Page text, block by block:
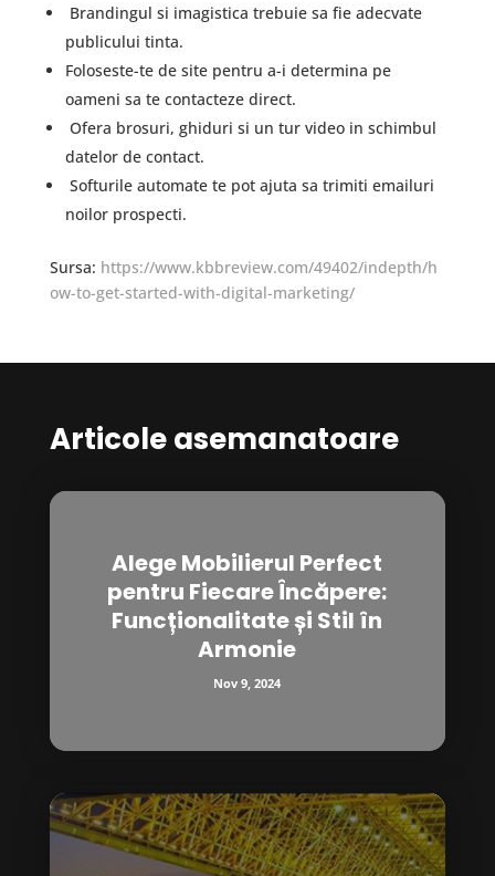
Brandingul si imagistica trebuie sa fie adecvate
publicului tinta.
Foloseste-te de site pentru a-i determina pe
oameni sa te contacteze direct.
Ofera brosuri, ghiduri si un tur video in schimbul
datelor de contact.
Softurile automate te pot ajuta sa trimiti emailuri
noilor prospecti.
Sursa: https://www.kbbreview.com/49402/indepth/h
ow-to-get-started-with-digital-marketing/
Articole asemanatoare
Alege Mobilierul Perfect
pentru Fiecare Încăpere:
Funcționalitate și Stil în
Armonie
Nov 9, 2024